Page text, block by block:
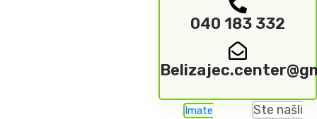
040 183 332
Imate
Ste našli